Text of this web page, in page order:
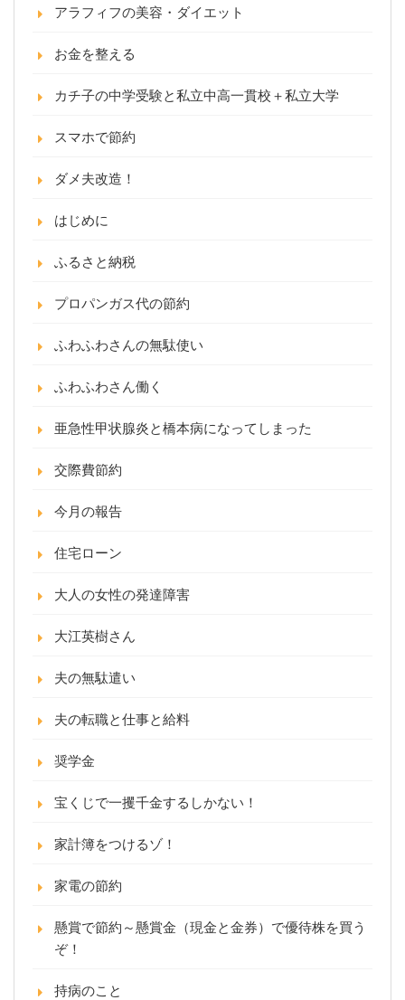
アラフィフの美容・ダイエット
お金を整える
カチ子の中学受験と私立中高一貫校＋私立大学
スマホで節約
ダメ夫改造！
はじめに
ふるさと納税
プロパンガス代の節約
ふわふわさんの無駄使い
ふわふわさん働く
亜急性甲状腺炎と橋本病になってしまった
交際費節約
今月の報告
住宅ローン
大人の女性の発達障害
大江英樹さん
夫の無駄遣い
夫の転職と仕事と給料
奨学金
宝くじで一攫千金するしかない！
家計簿をつけるゾ！
家電の節約
懸賞で節約～懸賞金（現金と金券）で優待株を買う
ぞ！
持病のこと